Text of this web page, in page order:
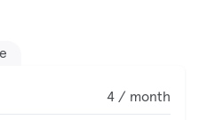
4 / month